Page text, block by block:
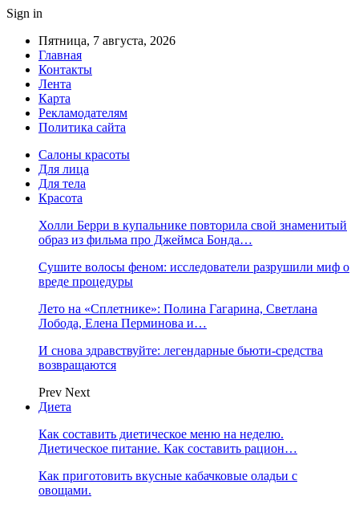
Sign in
Пятница, 7 августа, 2026
Главная
Контакты
Лента
Карта
Рекламодателям
Политика сайта
Салоны красоты
Для лица
Для тела
Красота
Холли Берри в купальнике повторила свой знаменитый
образ из фильма про Джеймса Бонда…
Сушите волосы феном: исследователи разрушили миф о
вреде процедуры
Лето на «Сплетнике»: Полина Гагарина, Светлана
Лобода, Елена Перминова и…
И снова здравствуйте: легендарные бьюти-средства
возвращаются
Prev Next
Диета
Как составить диетическое меню на неделю.
Диетическое питание. Как составить рацион…
Как приготовить вкусные кабачковые оладьи с
овощами.